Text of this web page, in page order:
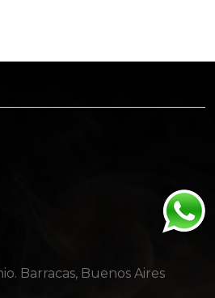
Barracas, Buenos Aires